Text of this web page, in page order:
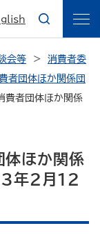
会等
消費者委
者団体ほか関係団
費者団体ほか関係
体ほか関係
年2月12